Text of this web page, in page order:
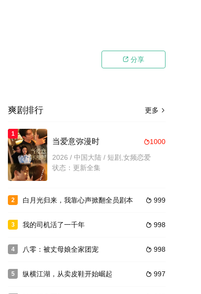
 分享
更多 
爽剧排行
1
1000
当爱意弥漫时
2026 / 中国大陆 / 短剧,女频恋爱
状态：更新全集
2  999
白月光归来，我靠心声掀翻全员剧本
3  998
我的司机活了一千年
4  998
八零：被丈母娘全家团宠
5  997
纵横江湖，从卖皮鞋开始崛起